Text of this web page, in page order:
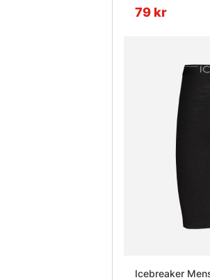
79 kr
Icebreaker